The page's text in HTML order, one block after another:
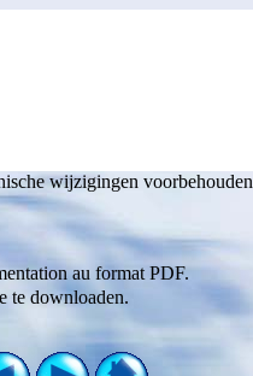
wijzigingen voorbehouden
au format PDF.
te downloaden.